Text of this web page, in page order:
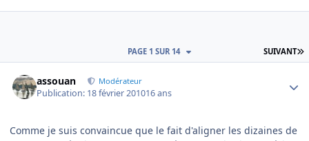
SUIVANT
PAGE 1 SUR 14
assouan Modérateur
Publication: 18 février 201016 ans
Comme je suis convaincue que le fait d'aligner les dizaines de